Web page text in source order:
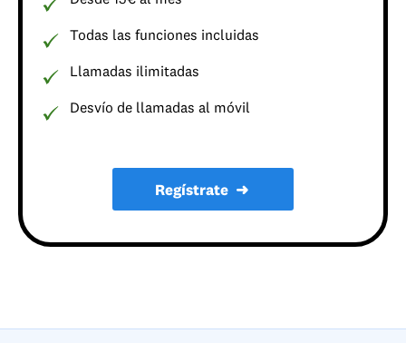
Todas las funciones incluidas
Llamadas ilimitadas
Desvío de llamadas al móvil
➜